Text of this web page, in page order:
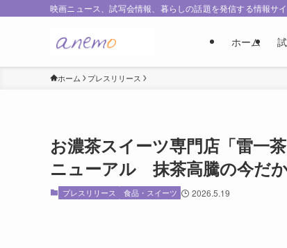
映画ニュース、試写会情報、暮らしの話題を発信する情報サ
ホーム
ホーム プレスリリース
お濃茶スイーツ専門店「雷一
ニューアル 抹茶高騰の今だ
プレスリリース 食品・スイーツ 2026.5.19